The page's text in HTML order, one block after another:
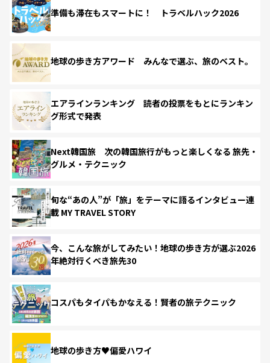
準備も滞在もスマートに！ トラベルハック2026
地球の歩き方アワード みんなで選ぶ、旅のベスト。
エアラインランキング 読者の投票をもとにランキン
グ形式で発表
Next韓国旅 次の韓国旅行がもっと楽しくなる 旅先・
グルメ・テクニック
旬な“あの人”が「旅」をテーマに語るインタビュー連
載 MY TRAVEL STORY
今、こんな旅がしてみたい！地球の歩き方が選ぶ2026
年絶対行くべき旅先30
コスパもタイパもかなえる！賢者の旅テクニック
地球の歩き方♥偏愛ハワイ